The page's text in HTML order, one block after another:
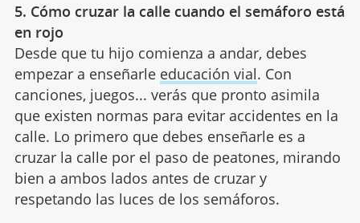
5. Cómo cruzar la calle cuando el semáforo está
en rojo
Desde que tu hijo comienza a andar, debes
empezar a enseñarle educación vial. Con
canciones, juegos... verás que pronto asimila
que existen normas para evitar accidentes en la
calle. Lo primero que debes enseñarle es a
cruzar la calle por el paso de peatones, mirando
bien a ambos lados antes de cruzar y
respetando las luces de los semáforos.